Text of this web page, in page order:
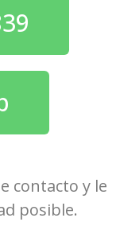
contacto y le
posible.